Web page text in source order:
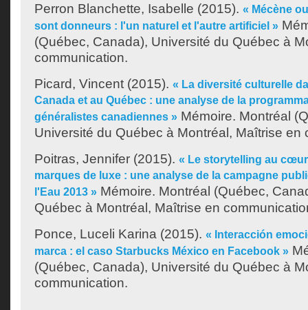
Perron Blanchette, Isabelle (2015). « Mécène
sont donneurs : l'un naturel et l'autre artificiel »
(Québec, Canada), Université du Québec à
communication.
Picard, Vincent (2015). « La diversité culturelle
Canada et au Québec : une analyse de la
généralistes canadiennes » Mémoire. Montréal
Université du Québec à Montréal, Maîtrise en
Poitras, Jennifer (2015). « Le storytelling au
marques de luxe : une analyse de la campagne
l'Eau 2013 » Mémoire. Montréal (Québec,
Québec à Montréal, Maîtrise en
Ponce, Luceli Karina (2015). « Interacción
marca : el caso Starbucks México en Facebook »
(Québec, Canada), Université du Québec à
communication.